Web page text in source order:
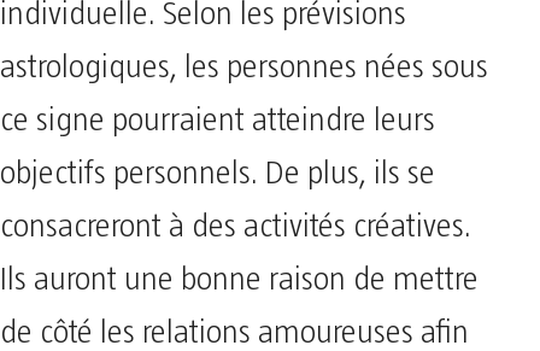
individuelle. Selon les prévisions
astrologiques, les personnes nées sous
ce signe pourraient atteindre leurs
objectifs personnels. De plus, ils se
consacreront à des activités créatives.
Ils auront une bonne raison de mettre
de côté les relations amoureuses afin